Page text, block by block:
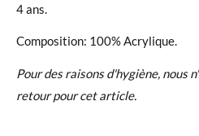
4 ans.
Composition: 100% Acrylique.
Pour des raisons d'hygiène, nous
retour pour cet article.